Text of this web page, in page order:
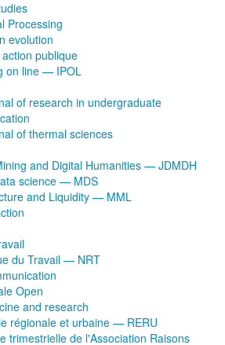
Processing
evolution
publique
on line — IPOL
of research in undergraduate
of thermal sciences
and Digital Humanities — JDMDH
science — MDS
and Liquidity — MML
du Travail — NRT
Open
and research
régionale et urbaine — RERU
trimestrielle de l'Association Raisons